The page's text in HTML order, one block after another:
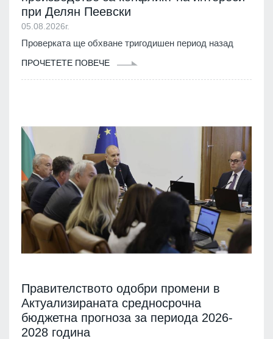
при Делян Пеевски
05.08.2026г.
Проверката ще обхване тригодишен период назад
ПРОЧЕТЕТЕ ПОВЕЧЕ
Правителството одобри промени в
Актуализираната средносрочна
бюджетна прогноза за периода 2026-
2028 година